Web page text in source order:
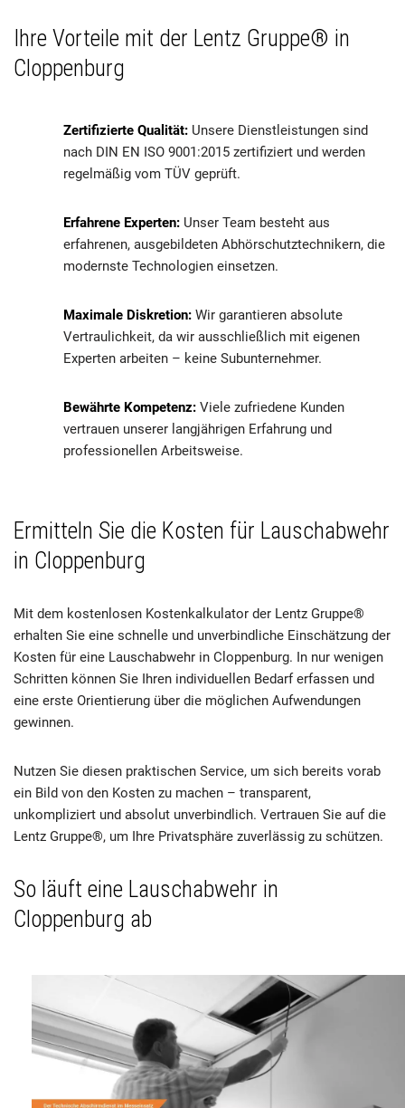
Ihre Vorteile mit der Lentz Gruppe® in
Cloppenburg
Zertifizierte Qualität: Unsere Dienstleistungen sind
nach DIN EN ISO 9001:2015 zertifiziert und werden
regelmäßig vom TÜV geprüft.
Erfahrene Experten: Unser Team besteht aus
erfahrenen, ausgebildeten Abhörschutztechnikern, die
modernste Technologien einsetzen.
Maximale Diskretion: Wir garantieren absolute
Vertraulichkeit, da wir ausschließlich mit eigenen
Experten arbeiten – keine Subunternehmer.
Bewährte Kompetenz: Viele zufriedene Kunden
vertrauen unserer langjährigen Erfahrung und
professionellen Arbeitsweise.
Ermitteln Sie die Kosten für Lauschabwehr
in Cloppenburg
Mit dem kostenlosen Kostenkalkulator der Lentz Gruppe®
erhalten Sie eine schnelle und unverbindliche Einschätzung der
Kosten für eine Lauschabwehr in Cloppenburg. In nur wenigen
Schritten können Sie Ihren individuellen Bedarf erfassen und
eine erste Orientierung über die möglichen Aufwendungen
gewinnen.
Nutzen Sie diesen praktischen Service, um sich bereits vorab
ein Bild von den Kosten zu machen – transparent,
unkompliziert und absolut unverbindlich. Vertrauen Sie auf die
Lentz Gruppe®, um Ihre Privatsphäre zuverlässig zu schützen.
So läuft eine Lauschabwehr in
Cloppenburg ab